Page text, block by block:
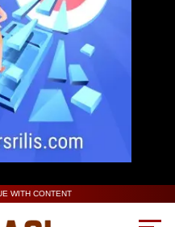
WITH CONTENT